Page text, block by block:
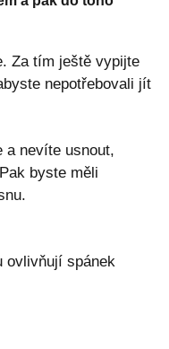
Za tím ještě vypijte
nepotřebovali jít
a nevíte usnout,
byste měli
ovlivňují spánek